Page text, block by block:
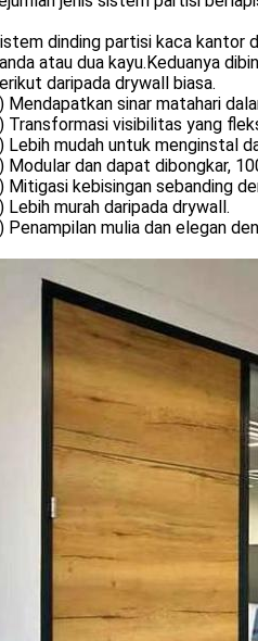
dinding partisi kaca kantor
atau dua kayu.Keduanya
daripada drywall biasa.
Mendapatkan sinar matahari
Transformasi visibilitas yang
Lebih mudah untuk menginstal
Modular dan dapat dibongkar,
Mitigasi kebisingan sebanding
Lebih murah daripada drywall.
Penampilan mulia dan elegan